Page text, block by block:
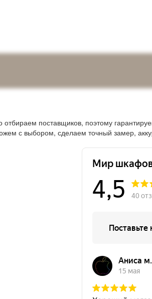
поставщиков, поэтому
с выбором, сделаем точный замер,